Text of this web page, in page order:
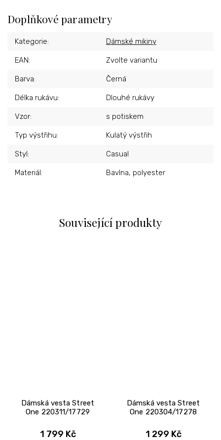
Související produkty
Dámská vesta Street
One 220311/17729
1 799 Kč
Dámská vesta Street
One 220304/17278
1 299 Kč
Doplňkové parametry
Kategorie: Dámské mikiny
EAN: Zvolte variantu
Barva: Černá
Délka rukávu: Dlouhé rukávy
Vzor: s potiskem
Typ výstřihu: Kulatý výstřih
Styl: Casual
Materiál: Bavlna, polyester